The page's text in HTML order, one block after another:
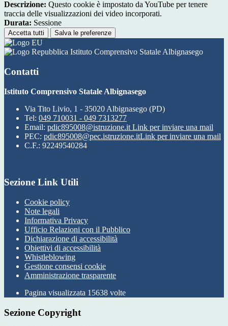
Descrizione: Questo cookie è impostato da YouTube per tenere
traccia delle visualizzazioni dei video incorporati.
Durata: Sessione
Accetta tutti Salva le preferenze
Istituto Comprensivo Statale Albignasego
Contatti
Istituto Comprensivo Statale Albignasego
Via Tito Livio, 1 - 35020 Albignasego (PD)
Tel: 049 710031 - 049 7313277
Email: pdic895008@istruzione.it Link per inviare una mail
PEC: pdic895008@pec.istruzione.itLink per inviare una mail
C.F.: 92249540284
Sezione Link Utili
Cookie policy
Note legali
Informativa Privacy
Ufficio Relazioni con il Pubblico
Dichiarazione di accessibilità
Obiettivi di accessibilità
Whistleblowing
Gestione consensi cookie
Amministrazione trasparente
Pagina visualizzata 15638 volte
Sezione Copyright